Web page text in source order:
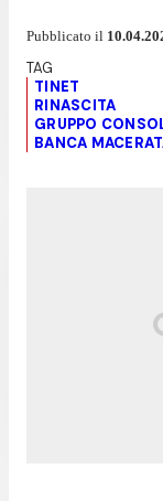
Pubblicato il
TINET
RINASCITA
GRUPPO
BANCA